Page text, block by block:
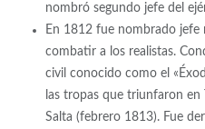
nombró segundo jefe del
En 1812 fue nombrado
combatir a los realistas.
civil conocido como el
las tropas que triunfaron
Salta (febrero 1813). Fue